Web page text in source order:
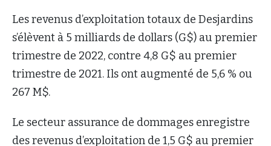
Les revenus d’exploitation totaux de Desjardins
s’élèvent à 5 milliards de dollars (G$) au premier
trimestre de 2022, contre 4,8 G$ au premier
trimestre de 2021. Ils ont augmenté de 5,6 % ou
267 M$.
Le secteur assurance de dommages enregistre
des revenus d’exploitation de 1,5 G$ au premier